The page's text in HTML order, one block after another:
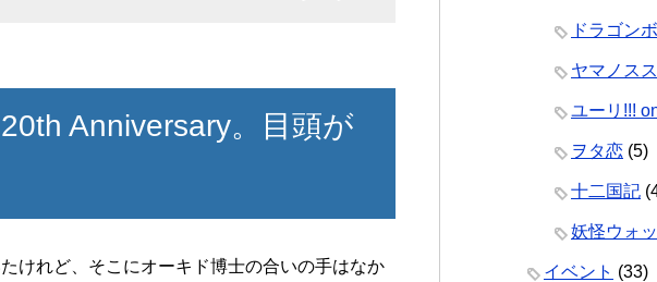
Anniversary。目頭が
けれど、そこにオーキド博士の合いの手はなか
ドラゴン
ヤマノス
ユーリ!!!
ヲタ恋 (5)
十二国記
妖怪ウォ
イベント (33)